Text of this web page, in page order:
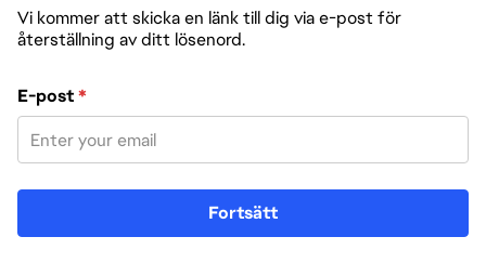
Vi kommer att skicka en länk till dig via e-post för
återställning av ditt lösenord.
Återställ lösenord med din e-post
E-post*
Fortsätt